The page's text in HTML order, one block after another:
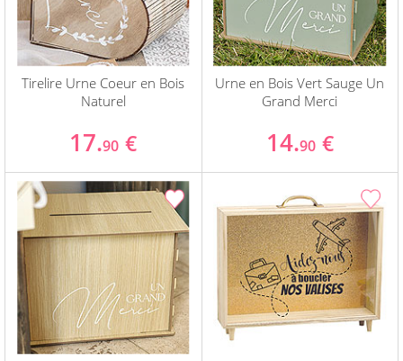
Tirelire Urne Coeur en Bois
Naturel
17.90 €
Urne en Bois Vert Sauge Un
Grand Merci
14.90 €